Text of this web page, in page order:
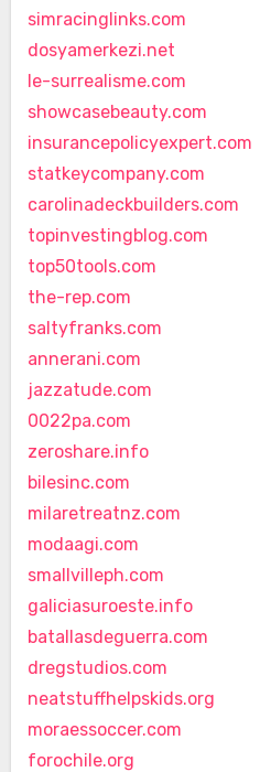
simracinglinks.com
dosyamerkezi.net
le-surrealisme.com
showcasebeauty.com
insurancepolicyexpert.com
statkeycompany.com
carolinadeckbuilders.com
topinvestingblog.com
top50tools.com
the-rep.com
saltyfranks.com
annerani.com
jazzatude.com
0022pa.com
zeroshare.info
bilesinc.com
milaretreatnz.com
modaagi.com
smallvilleph.com
galiciasuroeste.info
batallasdeguerra.com
dregstudios.com
neatstuffhelpskids.org
moraessoccer.com
forochile.org